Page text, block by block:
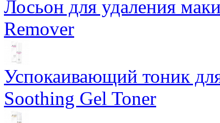
Лосьон для удаления
Remover
Успокаивающий тоник
Soothing Gel Toner